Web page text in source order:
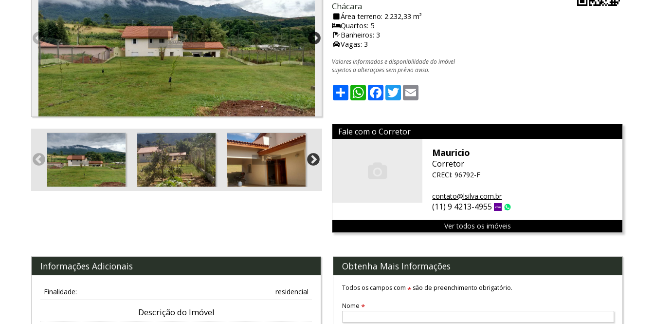
Chácara
Área terreno: 2.232,33 m²
Quartos: 5
Banheiros: 3
Vagas: 3
Valores informados e disponibilidade do imóvel
sujeitos a alterações sem prévio aviso.
ShareWhatsApp
Facebook
Twitter
Fale com o Corretor
Mauricio
Corretor
CRECI: 96792-F
contato@lsilva.com.br
(11) 9 4213-4955 Vivo
Ver todos os imóveis
Informações Adicionais
Finalidade: residencial
Descrição do Imóvel
Obtenha Mais Informações
Todos os campos com *são de preenchimento obrigatório.
Nome *